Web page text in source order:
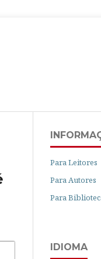
Para Leitores
Para Autores
Para
IDIOMA